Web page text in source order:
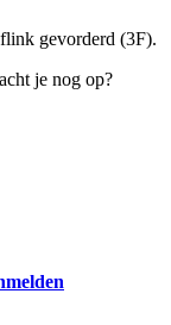
gevorderd (3F).
je nog op?